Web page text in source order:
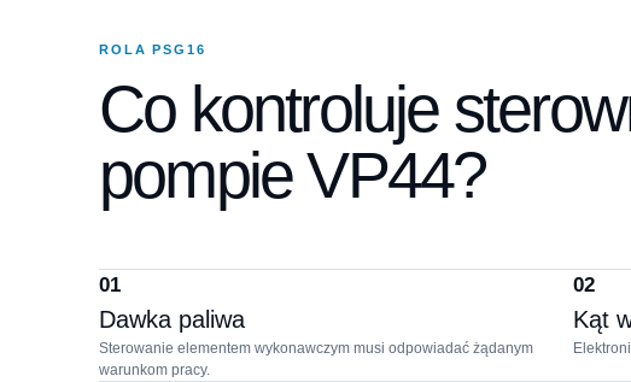
ROLA PSG16
Co kontroluje
pompie VP44?
01
Dawka paliwa
Sterowanie elementem wykonawczym musi odpowiadać żądanym
warunkom pracy.
02
Kąt